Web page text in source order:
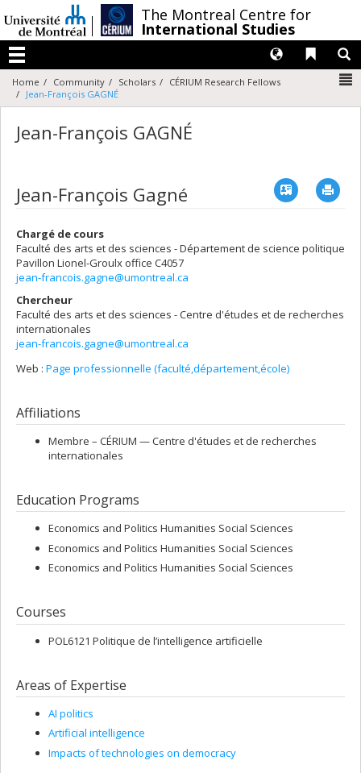
au
contenu
The Montreal Centre for
International Studies
Menu
Liens
Langues
Home Community Scholars
CÉRIUM Research Fellows
Jean-François GAGNÉ
Jean-François GAGNÉ
Jean-François Gagné Vcard
Chargé de cours
Faculté des arts et des sciences - Département de science politique
Pavillon Lionel-Groulx office C4057
jean-francois.gagne@umontreal.ca
Chercheur
Faculté des arts et des sciences - Centre d'études et de recherches
internationales
jean-francois.gagne@umontreal.ca
Web : Page professionnelle (faculté,département,école)
Affiliations
Membre – CÉRIUM — Centre d'études et de recherches
internationales
Education Programs
Economics and Politics Humanities Social Sciences
Economics and Politics Humanities Social Sciences
Economics and Politics Humanities Social Sciences
Courses
POL6121 Politique de l’intelligence artificielle
Areas of Expertise
AI politics
Artificial intelligence
Impacts of technologies on democracy